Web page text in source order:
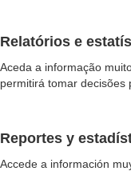
Relatórios e
Aceda a informação
permitirá tomar decisões
Reportes y
Accede a información